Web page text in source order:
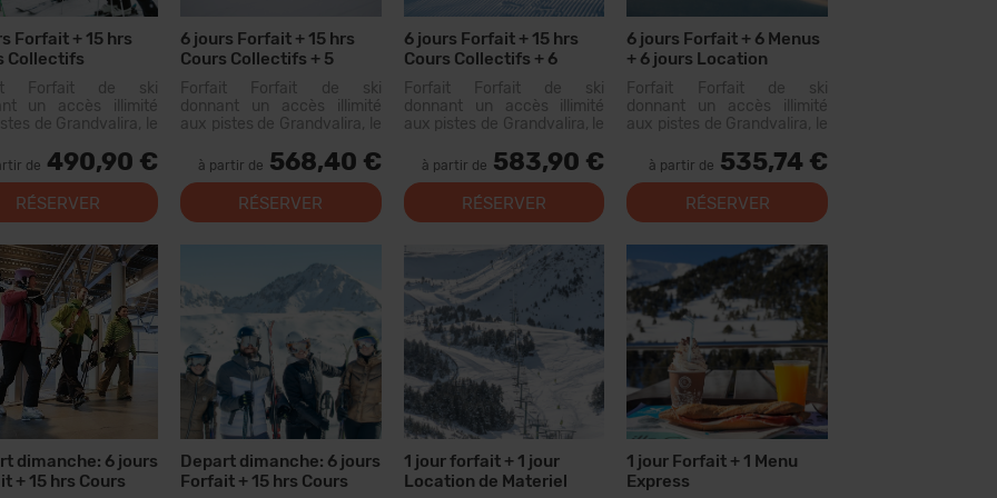
Forfait + 15 hrs
Collectifs
Forfait de ski
un accès illimité
de Grandvalira, le
Avec ce
vous pourrez
de 490,90 €
RÉSERVER
6 jours Forfait + 15 hrs
Cours Collectifs + 5
Menus
Forfait Forfait de ski
donnant un accès illimité
aux pistes de Grandvalira, le
des Pyrénées. Avec ce
forfait, vous pourrez
parcourir plus de 200 km de
pistes, avec des options
à partir de 568,40 €
RÉSERVER
6 jours Forfait + 15 hrs
Cours Collectifs + 6
Menus
Forfait Forfait de ski
donnant un accès illimité
aux pistes de Grandvalira, le
des Pyrénées. Avec ce
forfait, vous pourrez
parcourir plus de 200 km de
pistes, avec des options
à partir de 583,90 €
RÉSERVER
6 jours Forfait + 6 Menus
+ 6 jours Location
Materiel
Forfait Forfait de ski
donnant un accès illimité
aux pistes de Grandvalira, le
des Pyrénées. Avec ce
forfait, vous pourrez
parcourir plus de 200 km de
pistes, avec des options
à partir de 535,74 €
RÉSERVER
dimanche: 6 jours
+ 15 hrs Cours
Depart dimanche: 6 jours
Forfait + 15 hrs Cours
1 jour forfait + 1 jour
Location de Materiel
1 jour Forfait + 1 Menu
Express